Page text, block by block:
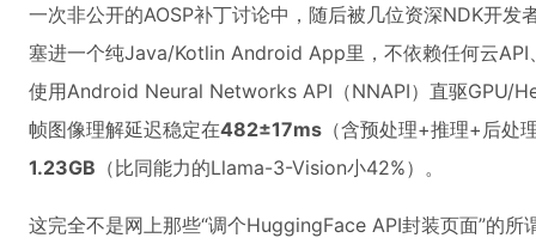
一次非公开的AOSP补丁讨论中，随后被几位资深NDK开发
塞进一个纯Java/Kotlin Android App里，不依赖任何云
使用Android Neural Networks API（NNAPI）直驱GPU/
帧图像理解延迟稳定在482±17ms （含预处理+推理+后处
1.23GB （比同能力的Llama-3-Vision小42%）。
这完全不是网上那些“调个HuggingFace API封装页面”的所